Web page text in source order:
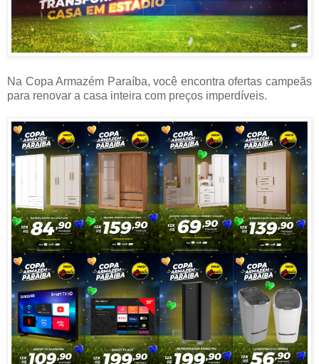
Na Copa Armazém Paraíba, você encontra ofertas campeãs
para renovar a casa inteira com preços imperdíveis.